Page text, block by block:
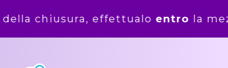
effettualoentrola mezzanotte